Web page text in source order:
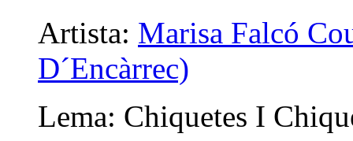
Artista: Marisa Falcó
D´Encàrrec)
Lema: Chiquetes I